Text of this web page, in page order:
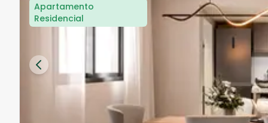
Apartamento
Residencial